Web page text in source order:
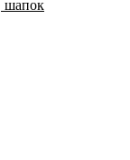
шапок